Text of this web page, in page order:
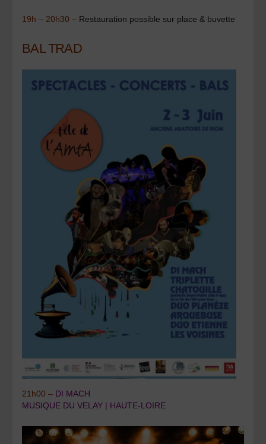
19h – 20h30 – Restauration possible sur place & buvette
BAL TRAD
21h00 – DI MACH
MUSIQUE DU VELAY | HAUTE-LOIRE